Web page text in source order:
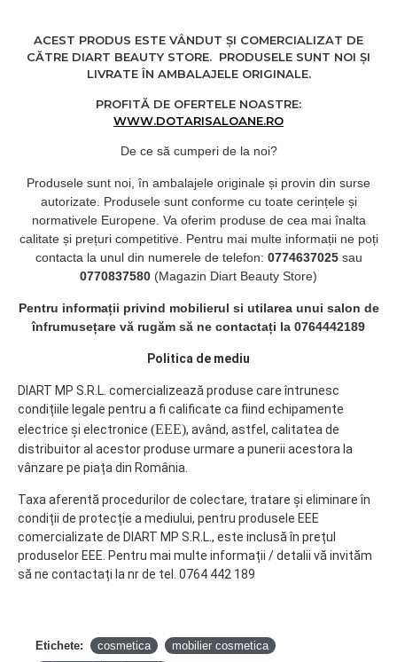
ACEST PRODUS ESTE VÂNDUT ȘI COMERCIALIZAT DE
CĂTRE DIART BEAUTY STORE. PRODUSELE SUNT NOI ȘI
LIVRATE ÎN AMBALAJELE ORIGINALE.
PROFITĂ DE OFERTELE NOASTRE:
WWW.DOTARISALOANE.RO
De ce să cumperi de la noi?
Produsele sunt noi, în ambalajele originale și provin din surse
autorizate. Produsele sunt conforme cu toate cerințele și
normativele Europene. Va oferim produse de cea mai înalta
calitate și prețuri competitive. Pentru mai multe informații ne poți
contacta la unul din numerele de telefon: 0774637025 sau
0770837580 (Magazin Diart Beauty Store)
Pentru informații privind mobilierul si utilarea unui salon de
înfrumusețare vă rugăm să ne contactați la 0764442189
Politica de mediu
DIART MP S.R.L. comercializează produse care întrunesc
condițiile legale pentru a fi calificate ca fiind echipamente
electrice și electronice (EEE), având, astfel, calitatea de
distribuitor al acestor produse urmare a punerii acestora la
vânzare pe piața din România.
Taxa aferentă procedurilor de colectare, tratare și eliminare în
condiții de protecție a mediului, pentru produsele EEE
comercializate de DIART MP S.R.L., este inclusă în prețul
produselor EEE. Pentru mai multe informații / detalii vă invităm
să ne contactați la nr de tel. 0764 442 189
Etichete: cosmetica
mobilier cosmetica